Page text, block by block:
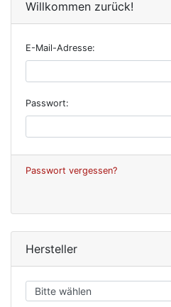
Willkommen zurück!
E-Mail-Adresse:
Passwort:
Passwort vergessen?
Hersteller